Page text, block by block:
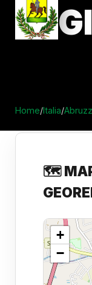
Home/Italia/
🗺️
+
−